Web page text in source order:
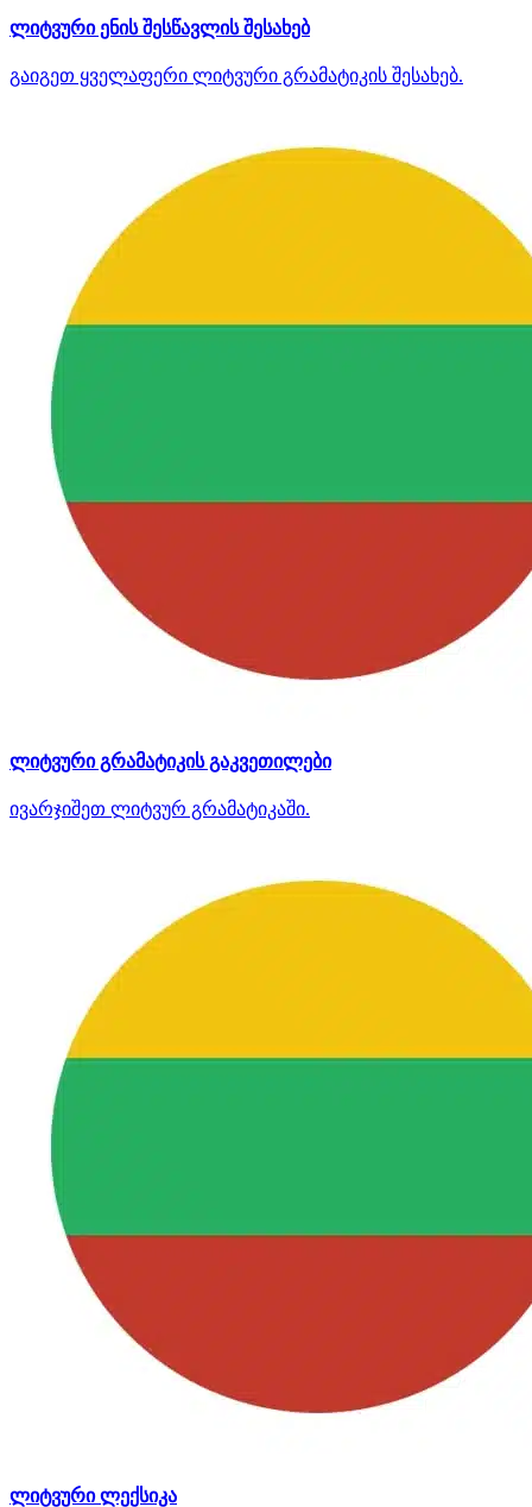
ლიტვური ენის შესწავლის შესახებ
გაიგეთ ყველაფერი ლიტვური გრამატიკის შესახებ.
ლიტვური გრამატიკის გაკვეთილები
ივარჯიშეთ ლიტვურ გრამატიკაში.
ლიტვური ლექსიკა